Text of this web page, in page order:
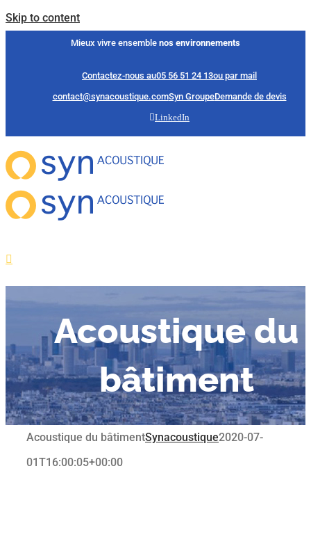
Skip to content
Mieux vivre ensemble nos environnements
Contactez-nous au05 56 51 24 13ou par mail
contact@synacoustique.comSyn GroupeDemande de devis
LinkedIn
Acoustiquedu
bâtiment
Acoustique du bâtimentSynacoustique2020-07-
01T16:00:05+00:00